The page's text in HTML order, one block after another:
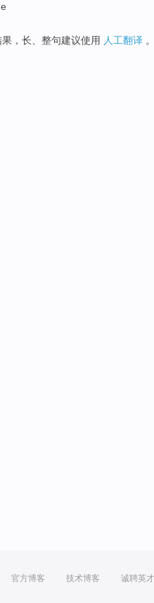
，长、整句建议使用 人工翻译
官方博客 技术博客 诚聘英才